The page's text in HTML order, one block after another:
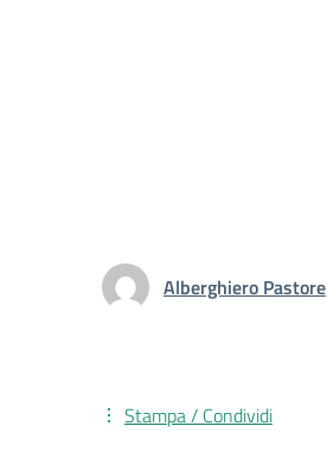
Alberghiero Pastore
Stampa / Condividi